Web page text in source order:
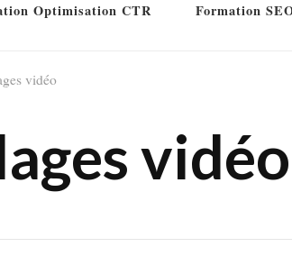
Optimisation CTR Formation
vidéo
vidéo